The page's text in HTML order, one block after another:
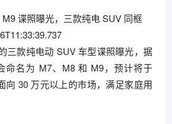
谍照曝光，三款纯电 SUV 同框
三款纯电动 SUV 车型谍照曝光，据
命名为 M7、M8 和 M9，预计将于
向 30 万元以上的市场，满足家庭用